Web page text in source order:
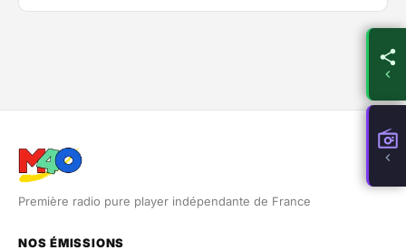
Première radio pure player indépendante de France
NOS ÉMISSIONS